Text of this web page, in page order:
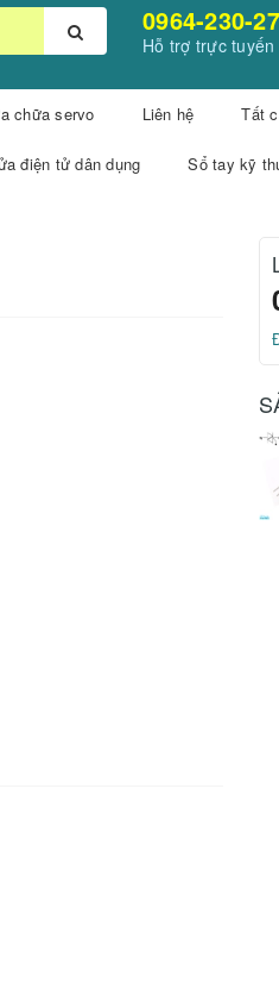
0964-230-
Hỗ trợ trực tuyến
chữa servo Liên hệ Tất
điện tử dân dụng Sổ tay kỹ